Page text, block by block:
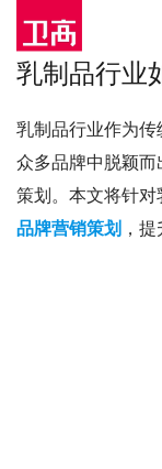
乳制品行业
乳制品行业作为
众多品牌中脱颖
策划。本文将针
品牌营销策划 ，